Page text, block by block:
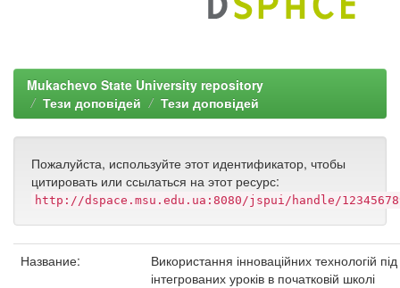
Mukachevo State University repository
Тези доповідей
Тези доповідей
Пожалуйста, используйте этот идентификатор, чтобы
цитировать или ссылаться на этот ресурс:
http://dspace.msu.edu.ua:8080/jspui/handle/
Название:
Використання інноваційних технологій
інтегрованих уроків в початковій школі